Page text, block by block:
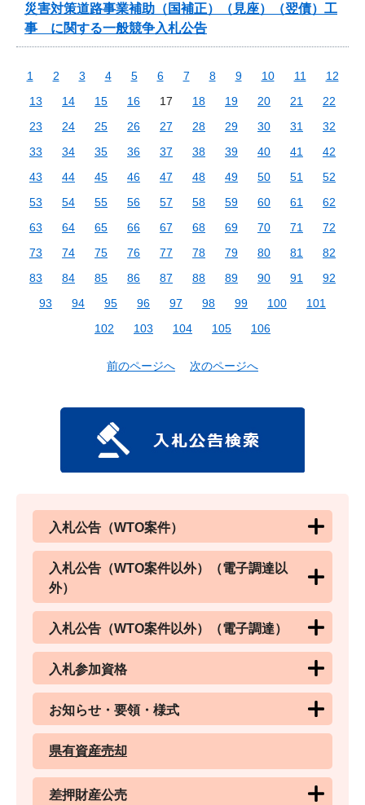
災害対策道路事業補助（国補正）（見座）（翌債）工
事 に関する一般競争入札公告
1 2 3 4 5 6 7 8 9 10 11
12
13
14 15 16 17 18 19 20 21
22
23
24 25 26 27 28 29 30 31
32
33
34 35 36 37 38 39 40 41
42
43
44 45 46 47 48 49 50 51
52
53
54 55 56 57 58 59 60 61
62
63
64 65 66 67 68 69 70 71
72
73
74 75 76 77 78 79 80 81
82
83
84 85 86 87 88 89 90 91
92
93
94 95 96 97 98 99 100
101
102
103 104 105 106
前のページへ 次のページへ
入札公告（WTO案件）
入札公告（WTO案件以外）（電子調達以
外）
入札公告（WTO案件以外）（電子調達）
入札参加資格
お知らせ・要領・様式
県有資産売却
差押財産公売